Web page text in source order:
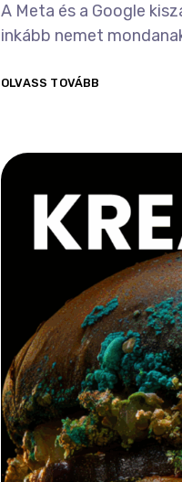
A Meta és a Google
inkább nemet
OLVASS TOVÁBB